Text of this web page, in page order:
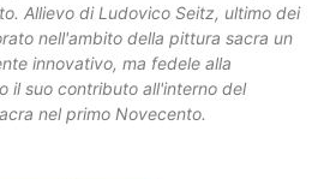
Allievo di Ludovico Seitz, ultimo dei
nell'ambito della pittura sacra un
innovativo, ma fedele alla
il suo contributo all'interno del
nel primo Novecento.